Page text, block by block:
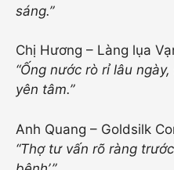
sáng.”
Chị Hương – Làng lụa
“Ống nước rò rỉ lâu
yên tâm.”
Anh Quang – Goldsilk
“Thợ tư vấn rõ ràng